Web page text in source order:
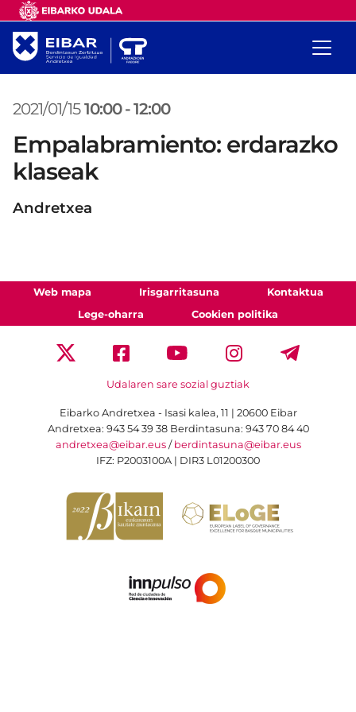
2021/01/15 10:00 -12:00
Empalabramiento: erdarazko
klaseak
Andretxea
Web mapa Irisgarritasuna
Kontaktua
Lege-oharra
Cookien politika
Udalaren sare sozial guztiak
Eibarko Andretxea - Isasi kalea, 11 | 20600 Eibar
Andretxea: 943 54 39 38 Berdintasuna: 943 70 84 40
andretxea@eibar.eus/ berdintasuna@eibar.eus
IFZ: P2003100A | DIR3 L01200300